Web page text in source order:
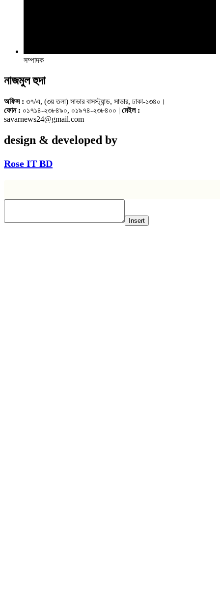
সম্পাদক
নাজমুল হুদা
অফিস : ৩৭/এ, (৩য় তলা) সাভার বাসস্ট্যান্ড, সাভার, ঢাকা-১৩৪০।
ফোন : ০১৭১৪-২৩৮৪৯০, ০১৯৭৪-২৩৮৪০০ | মেইল :
savarnews24@gmail.com
design & developed by
Rose IT BD
Insert